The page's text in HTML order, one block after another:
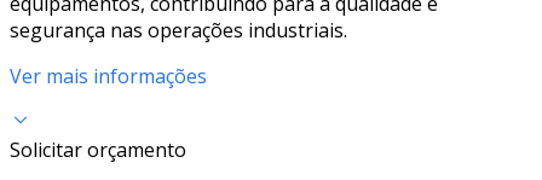
segurança nas operações industriais.
Ver mais informações
Solicitar orçamento